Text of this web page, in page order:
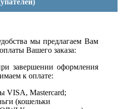
мы предлагаем Вам
Вашего заказа:
завершении оформления
к оплате:
VISA, Mastercard;
(кошельки